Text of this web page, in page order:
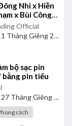
Nhi x Hiền
x Bùi Công
Video -
Official
Tháng Giêng 2025
bộ sạc pin
bằng pin tiểu
27 Tháng Giêng 2025
cách